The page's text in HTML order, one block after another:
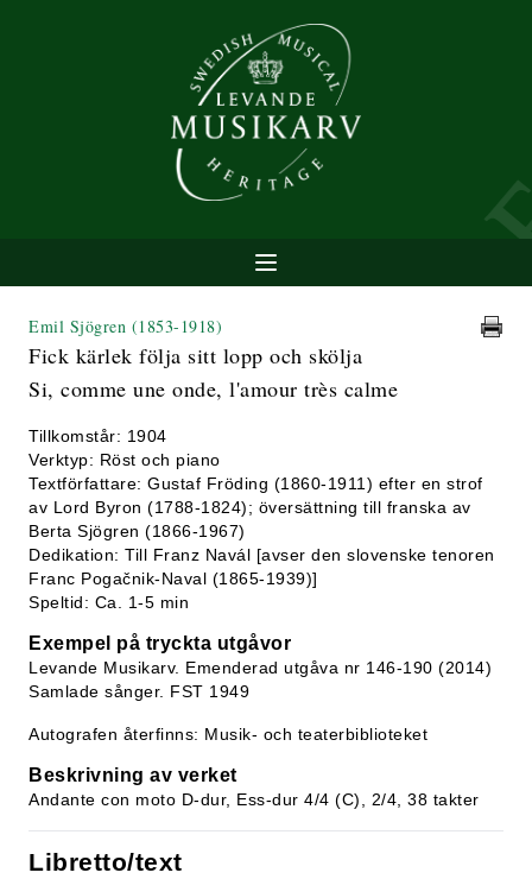
Emil Sjögren (1853-1918)
Fick kärlek följa sitt lopp och skölja
Si, comme une onde, l'amour très calme
Tillkomstår: 1904
Verktyp: Röst och piano
Textförfattare: Gustaf Fröding (1860-1911) efter en strof
av Lord Byron (1788-1824); översättning till franska av
Berta Sjögren (1866-1967)
Dedikation: Till Franz Navál [avser den slovenske tenoren
Franc Pogačnik-Naval (1865-1939)]
Speltid: Ca. 1-5 min
Exempel på tryckta utgåvor
Levande Musikarv. Emenderad utgåva nr 146-190 (2014)
Samlade sånger. FST 1949
Autografen återfinns: Musik- och teaterbiblioteket
Beskrivning av verket
Andante con moto D-dur, Ess-dur 4/4 (C), 2/4, 38 takter
Libretto/text